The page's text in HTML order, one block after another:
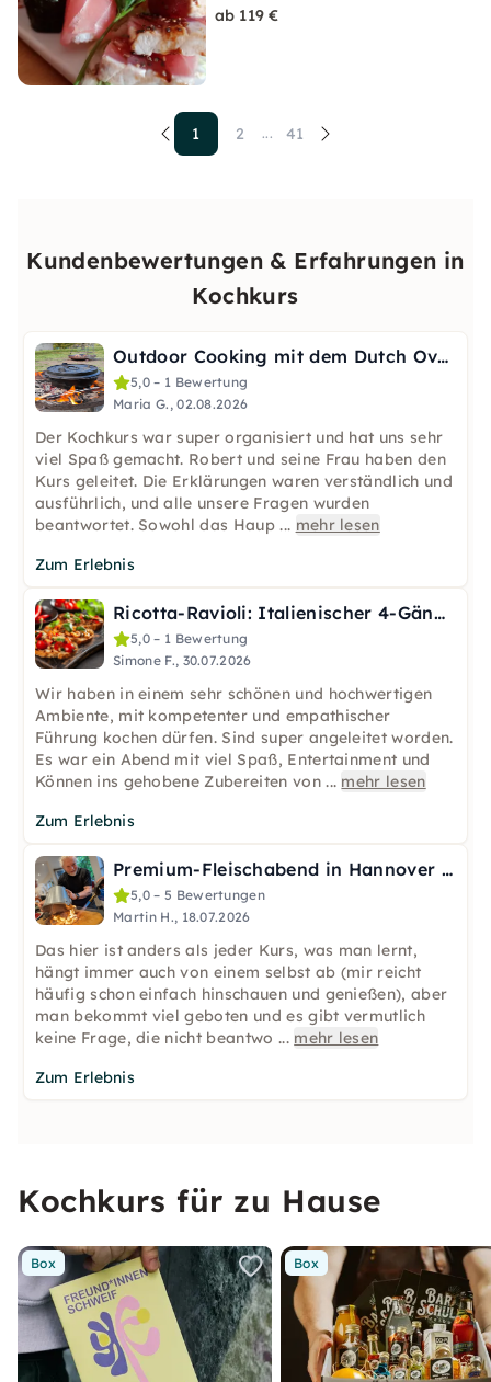
ab 119 €
1 2 ... 41
Kundenbewertungen & Erfahrungen in
Kochkurs
Outdoor Cooking mit dem Dutch Oven in Stuttgart
5,0 – 1 Bewertung
Maria G., 02.08.2026
Der Kochkurs war super organisiert und hat uns sehr
viel Spaß gemacht. Robert und seine Frau haben den
Kurs geleitet. Die Erklärungen waren verständlich und
ausführlich, und alle unsere Fragen wurden
beantwortet. Sowohl das Haup... mehr lesen
Zum Erlebnis
Ricotta-Ravioli: Italienischer 4-Gänge-Kurs in Leipzig
5,0 – 1 Bewertung
Simone F., 30.07.2026
Wir haben in einem sehr schönen und hochwertigen
Ambiente, mit kompetenter und empathischer
Führung kochen dürfen. Sind super angeleitet worden.
Es war ein Abend mit viel Spaß, Entertainment und
Können ins gehobene Zubereiten von... mehr lesen
Zum Erlebnis
Premium-Fleischabend in Hannover im BeefClub Sternenjäger
5,0 – 5 Bewertungen
Martin H., 18.07.2026
Das hier ist anders als jeder Kurs, was man lernt,
hängt immer auch von einem selbst ab (mir reicht
häufig schon einfach hinschauen und genießen), aber
man bekommt viel geboten und es gibt vermutlich
keine Frage, die nicht beantwo ... mehr lesen
Zum Erlebnis
Kochkurs für zu Hause
Box Box